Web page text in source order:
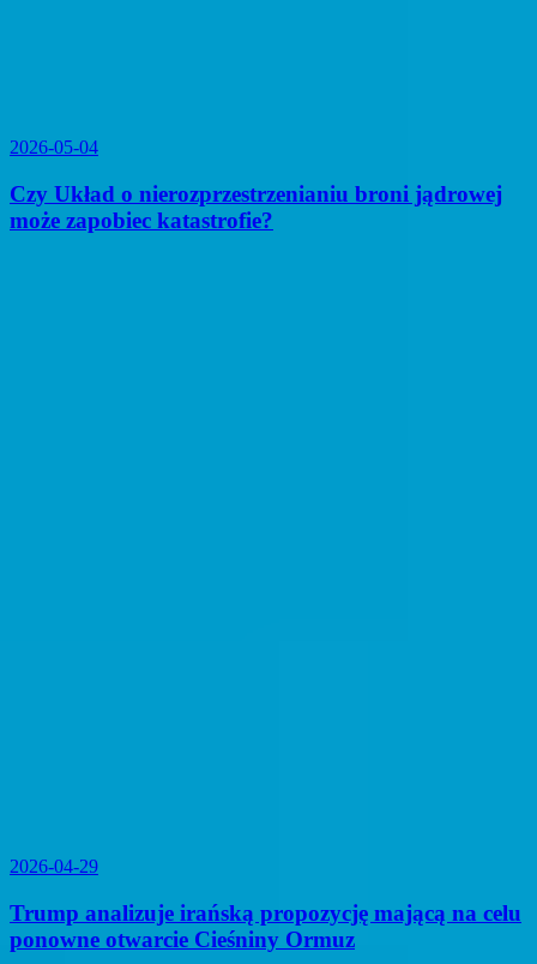
2026-05-04
Czy Układ o nierozprzestrzenianiu broni jądrowej
może zapobiec katastrofie?
2026-04-29
Trump analizuje irańską propozycję mającą na celu
ponowne otwarcie Cieśniny Ormuz